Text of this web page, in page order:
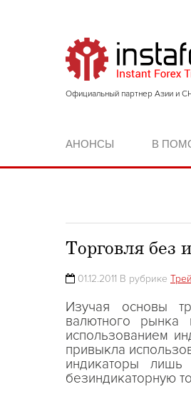
Официальный партнер Азии и
АНОНСЫ В
Торговля без
01.12.2011 В рубрике
Изучая основы
валютного рынка
использованием
привыкла
индикаторы
безиндикаторную